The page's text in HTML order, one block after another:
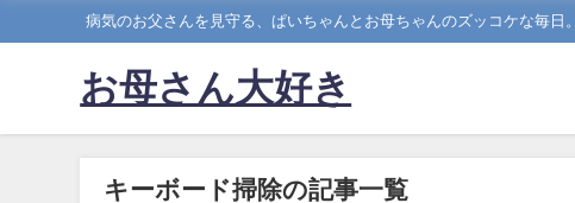
病気のお父さんを見守る、ぱいちゃんとお母ちゃんのズッコケな毎日。
お母さん大好き
キーボード掃除の記事一覧